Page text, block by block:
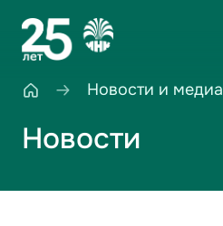
Новости и медиа
Новости